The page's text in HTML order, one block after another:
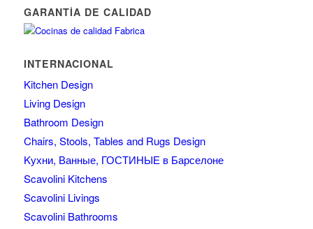
GARANTÍA DE CALIDAD
INTERNACIONAL
Kitchen Design
Living Design
Bathroom Design
Chairs, Stools, Tables and Rugs Design
Kухни, Ванные, ГОСТИНЫЕ в Барселоне
Scavolini Kitchens
Scavolini Livings
Scavolini Bathrooms